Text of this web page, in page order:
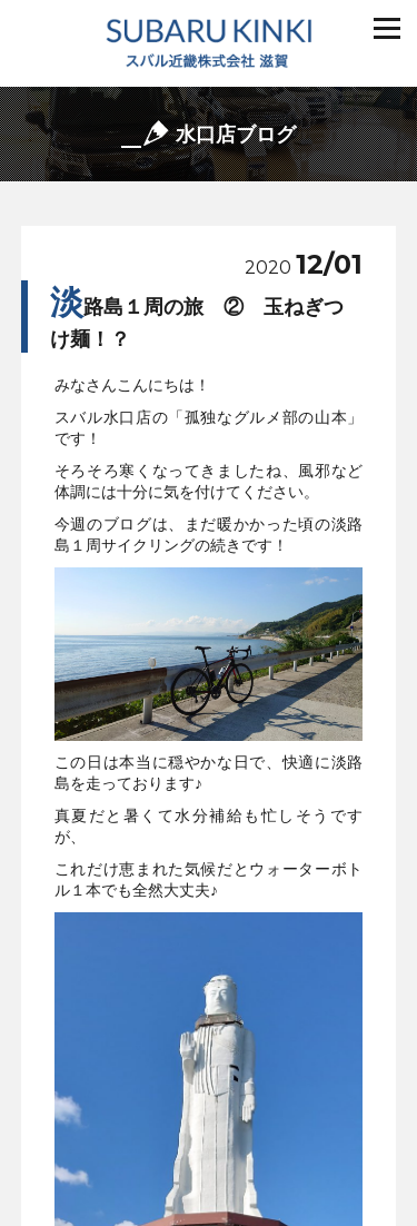
水口店ブログ
2020 12/01
淡路島１周の旅 ② 玉ねぎつ
け麺！？
みなさんこんにちは！
スバル水口店の「孤独なグルメ部の山本」
です！
そろそろ寒くなってきましたね、風邪など
体調には十分に気を付けてください。
今週のブログは、まだ暖かかった頃の淡路
島１周サイクリングの続きです！
この日は本当に穏やかな日で、快適に淡路
島を走っております♪
真夏だと暑くて水分補給も忙しそうです
が、
これだけ恵まれた気候だとウォーターボト
ル１本でも全然大丈夫♪